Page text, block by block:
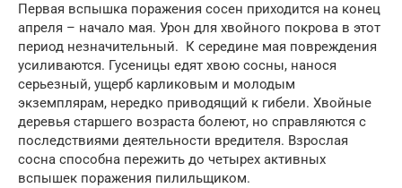
Первая вспышка поражения сосен приходится на конец
апреля – начало мая. Урон для хвойного покрова в этот
период незначительный. К середине мая повреждения
усиливаются. Гусеницы едят хвою сосны, нанося
серьезный, ущерб карликовым и молодым
экземплярам, нередко приводящий к гибели. Хвойные
деревья старшего возраста болеют, но справляются с
последствиями деятельности вредителя. Взрослая
сосна способна пережить до четырех активных
вспышек поражения пилильщиком.